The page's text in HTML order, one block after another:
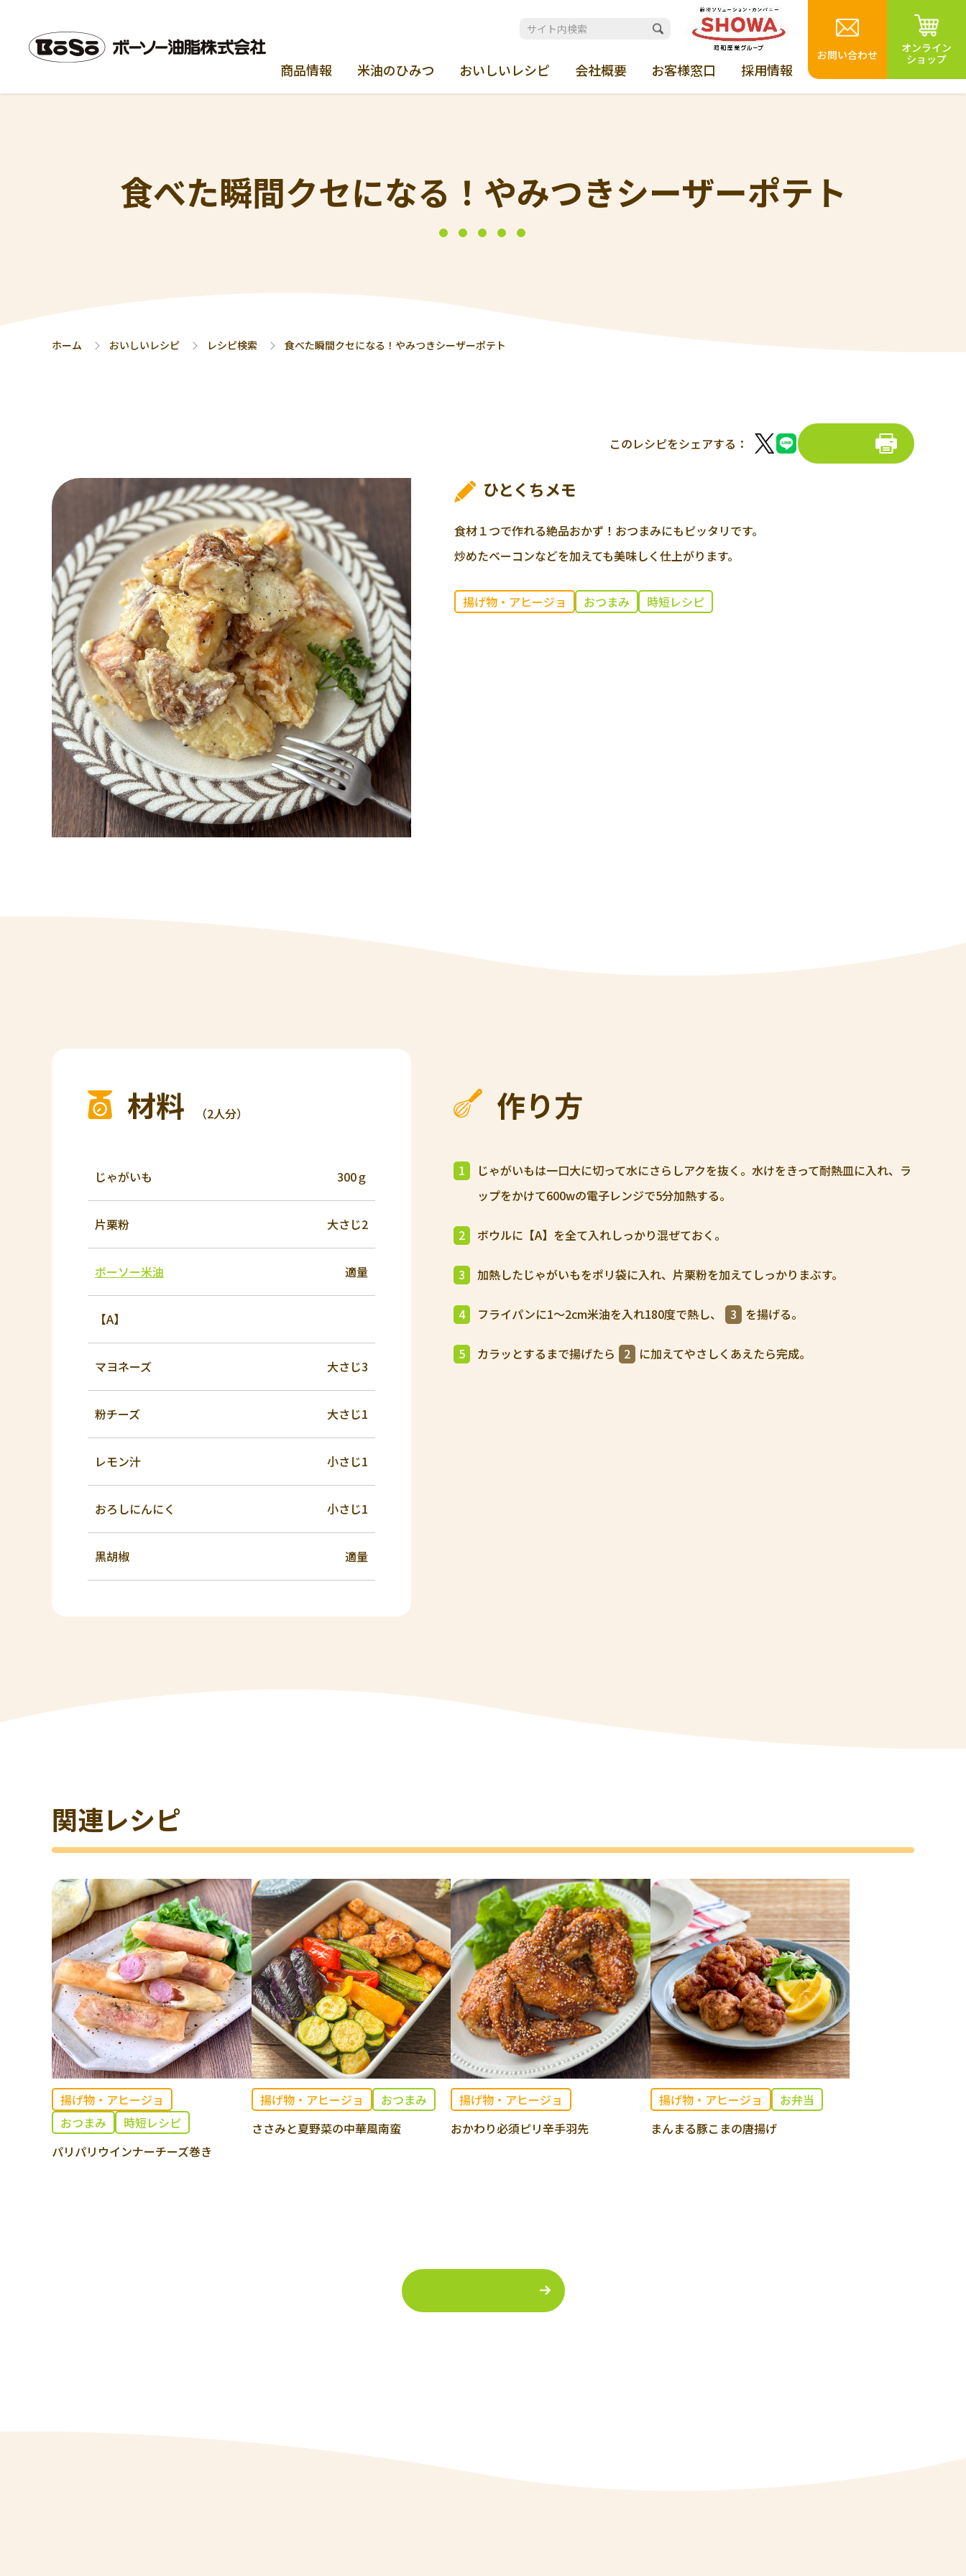
商品情報 米油のひみつ おいしいレシピ 会社概要 お客様窓口 採用情報
お問い合わせ
オンライン
ショップ
食べた瞬間クセになる！やみつきシーザーポテト
ホーム おいしいレシピ レシピ検索 食べた瞬間クセになる！やみつきシーザーポテト
このレシピをシェアする：
ひとくちメモ
食材１つで作れる絶品おかず！おつまみにもピッタリです。
炒めたベーコンなどを加えても美味しく仕上がります。
揚げ物・アヒージョ おつまみ 時短レシピ
材料 （2人分）
じゃがいも 300ｇ
片栗粉 大さじ2
ボーソー米油 適量
【A】
マヨネーズ 大さじ3
粉チーズ 大さじ1
レモン汁 小さじ1
おろしにんにく 小さじ1
黒胡椒 適量
作り方
1
じゃがいもは一口大に切って水にさらしアクを抜く。水けをきって耐熱皿に入れ、ラ
ップをかけて600wの電子レンジで5分加熱する。
2 ボウルに【A】を全て入れしっかり混ぜておく。
3 加熱したじゃがいもをポリ袋に入れ、片栗粉を加えてしっかりまぶす。
4 フライパンに1～2cm米油を入れ180度で熱し、 3 を揚げる。
5 カラッとするまで揚げたら 2 に加えてやさしくあえたら完成。
関連レシピ
揚げ物・アヒージョ
おつまみ
時短レシピ
パリパリウインナーチーズ巻き
揚げ物・アヒージョ
おつまみ
ささみと夏野菜の中華風南蛮
揚げ物・アヒージョ
おかわり必須ピリ辛手羽先
揚げ物・アヒージョ
お弁当
まんまる豚こまの唐揚げ